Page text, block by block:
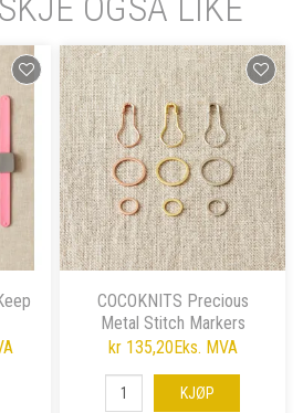
COCOKNITS Precious
Metal Stitch Markers
kr 135,20Eks. MVA
KJØP